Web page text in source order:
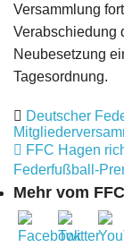
Versammlung
Verabschiedung
Neubesetzung
Tagesordnung.
Deutscher
FFC Hagen
Federfußball-
Mehr vom